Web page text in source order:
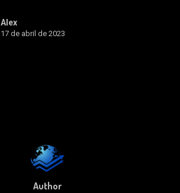
Alex
17 de abril de 2023
Author